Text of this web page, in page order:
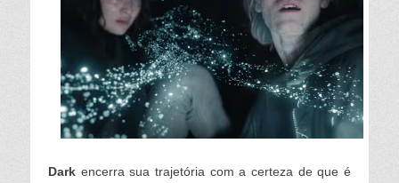
Dark encerra sua trajetória com a certeza de que é